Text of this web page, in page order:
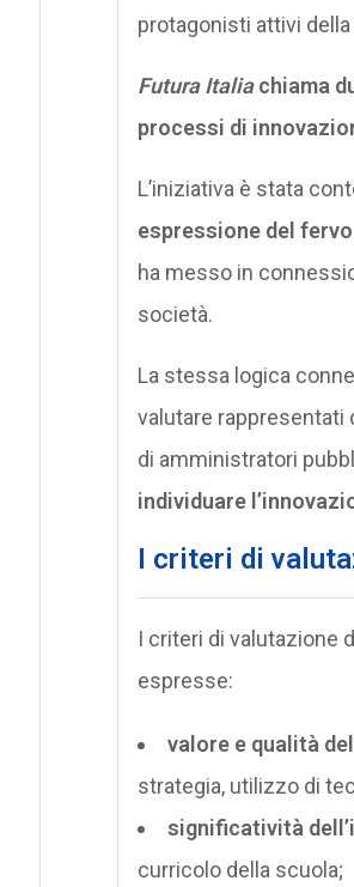
protagonisti attivi
Futura Italiachiama
processi di
L’iniziativa è stata
espressione del
ha messo in
società.
La stessa logica
valutare rappresentati
di amministratori
individuare
I criteri di
I criteri di valutazione
espresse:
valore e qualità
strategia, utilizzo di
significatività
curricolo della scuola;